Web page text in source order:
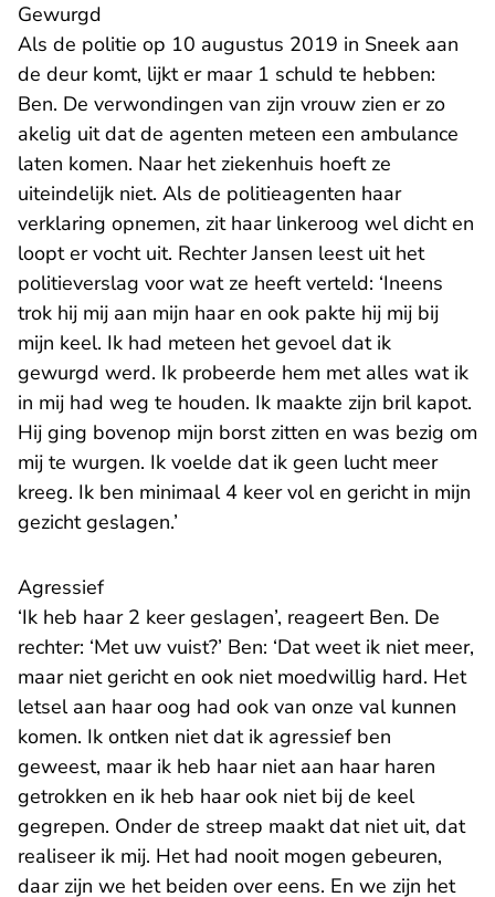
Gewurgd
Als de politie op 10 augustus 2019 in Sneek aan
de deur komt, lijkt er maar 1 schuld te hebben:
Ben. De verwondingen van zijn vrouw zien er zo
akelig uit dat de agenten meteen een ambulance
laten komen. Naar het ziekenhuis hoeft ze
uiteindelijk niet. Als de politieagenten haar
verklaring opnemen, zit haar linkeroog wel dicht en
loopt er vocht uit. Rechter Jansen leest uit het
politieverslag voor wat ze heeft verteld: ‘Ineens
trok hij mij aan mijn haar en ook pakte hij mij bij
mijn keel. Ik had meteen het gevoel dat ik
gewurgd werd. Ik probeerde hem met alles wat ik
in mij had weg te houden. Ik maakte zijn bril kapot.
Hij ging bovenop mijn borst zitten en was bezig om
mij te wurgen. Ik voelde dat ik geen lucht meer
kreeg. Ik ben minimaal 4 keer vol en gericht in mijn
gezicht geslagen.’
Agressief
‘Ik heb haar 2 keer geslagen’, reageert Ben. De
rechter: ‘Met uw vuist?’ Ben: ‘Dat weet ik niet meer,
maar niet gericht en ook niet moedwillig hard. Het
letsel aan haar oog had ook van onze val kunnen
komen. Ik ontken niet dat ik agressief ben
geweest, maar ik heb haar niet aan haar haren
getrokken en ik heb haar ook niet bij de keel
gegrepen. Onder de streep maakt dat niet uit, dat
realiseer ik mij. Het had nooit mogen gebeuren,
daar zijn we het beiden over eens. En we zijn het